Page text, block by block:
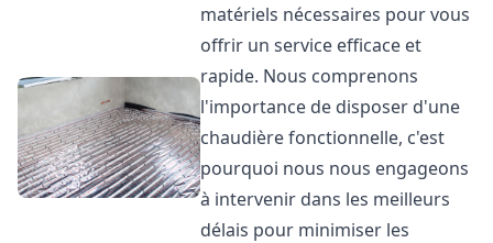
matériels nécessaires pour vous
offrir un service efficace et
rapide. Nous comprenons
l'importance de disposer d'une
chaudière fonctionnelle, c'est
pourquoi nous nous engageons
à intervenir dans les meilleurs
délais pour minimiser les